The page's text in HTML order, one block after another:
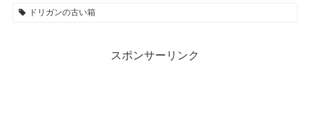
ドリガンの古い箱
スポンサーリンク